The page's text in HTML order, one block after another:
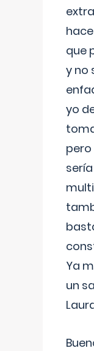
que
y no
yo
Ya
un